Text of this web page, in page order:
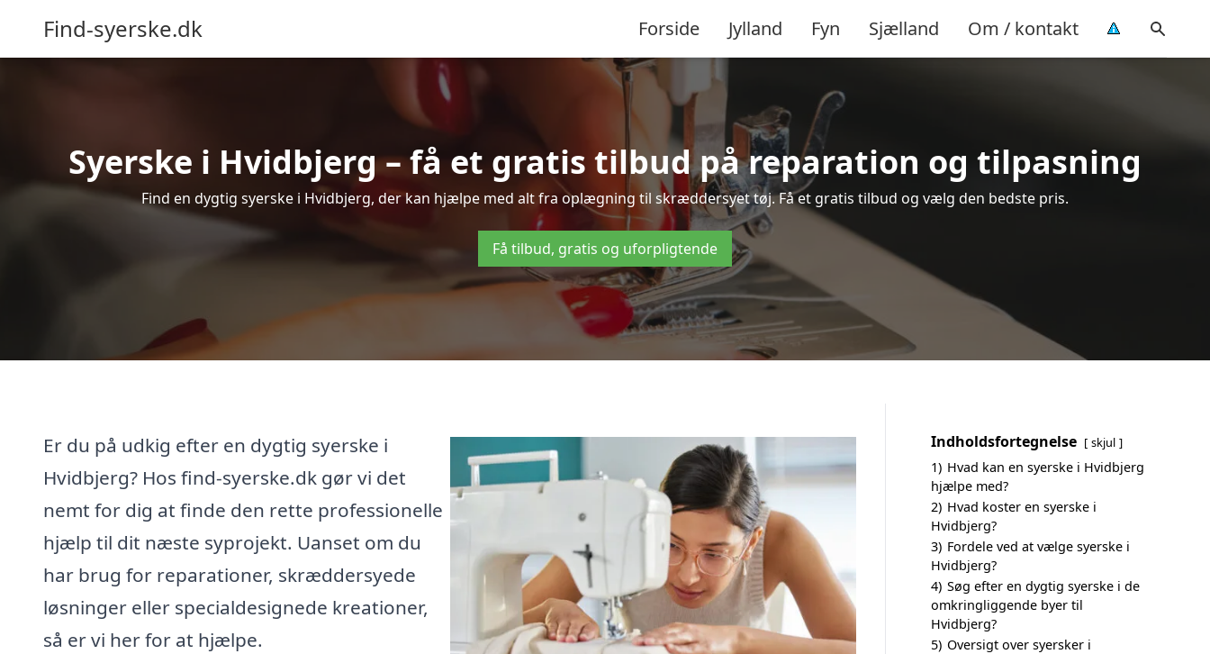
Find-syerske.dk Forside Jylland Fyn Sjælland Om / kontakt
Syerske i Hvidbjerg – få et gratis tilbud på reparation og tilpasning
Find en dygtig syerske i Hvidbjerg, der kan hjælpe med alt fra oplægning til skræddersyet tøj. Få et gratis tilbud og vælg den bedste pris.
Få tilbud, gratis og uforpligtende
Er du på udkig efter en dygtig syerske i
Hvidbjerg? Hos find-syerske.dk gør vi det
nemt for dig at finde den rette professionelle
hjælp til dit næste syprojekt. Uanset om du
har brug for reparationer, skræddersyede
løsninger eller specialdesignede kreationer,
så er vi her for at hjælpe.
Indholdsfortegnelse skjul
1) Hvad kan en syerske i Hvidbjerg
hjælpe med?
2) Hvad koster en syerske i
Hvidbjerg?
3) Fordele ved at vælge syerske i
Hvidbjerg?
4) Søg efter en dygtig syerske i de
omkringliggende byer til
Hvidbjerg?
5) Oversigt over syersker i